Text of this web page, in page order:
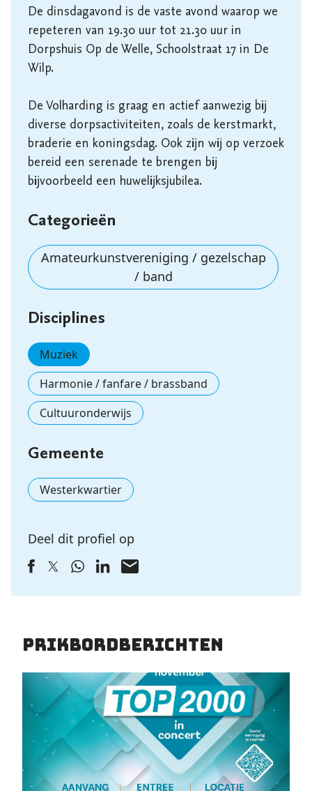
De dinsdagavond is de vaste avond waarop we
repeteren van 19.30 uur tot 21.30 uur in
Dorpshuis Op de Welle, Schoolstraat 17 in De
Wilp.
De Volharding is graag en actief aanwezig bij
diverse dorpsactiviteiten, zoals de kerstmarkt,
braderie en koningsdag. Ook zijn wij op verzoek
bereid een serenade te brengen bij
bijvoorbeeld een huwelijksjubilea.
Categorieën
Amateurkunstvereniging / gezelschap
/ band
Disciplines
Muziek
Harmonie / fanfare / brassband
Cultuuronderwijs
Gemeente
Westerkwartier
Deel dit profiel op
Prikbordberichten